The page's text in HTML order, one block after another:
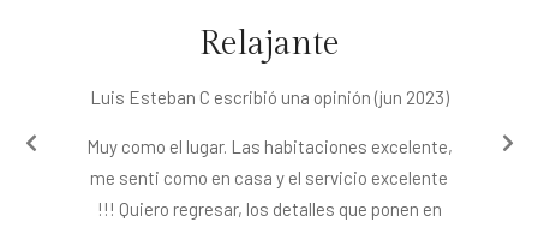
Relajante
Luis Esteban C escribió una opinión (jun 2023)
Muy como el lugar. Las habitaciones excelente,
me senti como en casa y el servicio excelente
!!! Quiero regresar, los detalles que ponen en